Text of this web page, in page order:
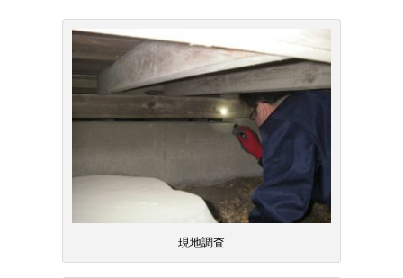
現地調査